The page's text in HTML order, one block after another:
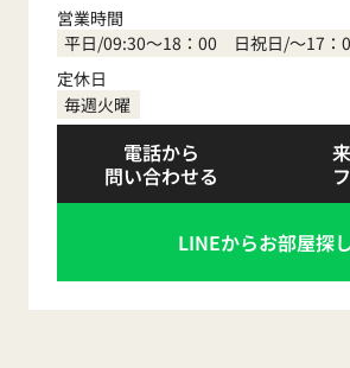
営業時間
平日/09:30～18：00 日祝日/～17：
定休日
毎週火曜
電話から
問い合わせる
LINEからお部屋探